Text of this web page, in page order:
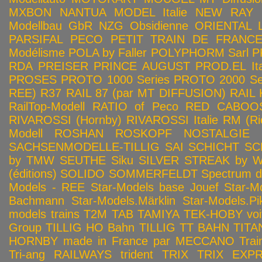
MXBON
NANTUA MODEL Italie NEW RAY
Modellbau GbR NZG Obsidienne ORIENTAL
PARSIFAL
PECO
PETIT TRAIN DE FRANCE
Modélisme POLA by Faller POLYPHORM Sarl
RDA PREISER PRINCE AUGUST PROD.EL
PROSES PROTO 1000 Series PROTO 2000
REE) R37 RAIL 87 (par MT DIFFUSION) RAIL
RailTop-Modell
RATIO of Peco
RED
RIVAROSSI (Hornby) RIVAROSSI Italie RM
Modell
ROSHAN ROSKOPF NOSTALGIE
SACHSENMODELLE-TILLIG SAI SCHICHT
by TMW SEUTHE Siku SILVER STREAK by
(éditions) SOLIDO SOMMERFELDT Spectrum
Models - REE Star-Models base Jouef Star-
Bachmann
Star-Models.Märklin
Star-
models trains T2M TAB TAMIYA TEK-HOBY
Group TILLIG HO Bahn TILLIG TT BAHN
HORNBY made in France par MECCANO
Tri-ang RAILWAYS
trident TRIX
TRIX